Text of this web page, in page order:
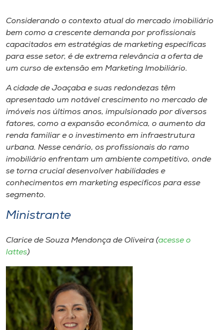
Rádio
Museu
Unoesc
Store
Selecione
o idioma
A-
Considerando o contexto atual do mercado imobiliário
bem como a crescente demanda por profissionais
capacitados em estratégias de marketing específicas
para esse setor, é de extrema relevância a oferta de
um curso de extensão em Marketing Imobiliário.
A cidade de Joaçaba e suas redondezas têm
apresentado um notável crescimento no mercado de
imóveis nos últimos anos, impulsionado por diversos
fatores, como a expansão econômica, o aumento da
renda familiar e o investimento em infraestrutura
urbana. Nesse cenário, os profissionais do ramo
imobiliário enfrentam um ambiente competitivo, onde
se torna crucial desenvolver habilidades e
conhecimentos em marketing específicos para esse
segmento.
Ministrante
Clarice de Souza Mendonça de Oliveira (acesse o
lattes)